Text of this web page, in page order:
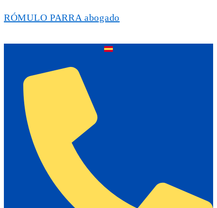
RÓMULO PARRA abogado